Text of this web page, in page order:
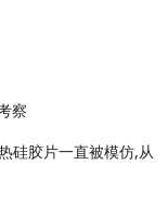
察
硅胶片一直被模仿,从